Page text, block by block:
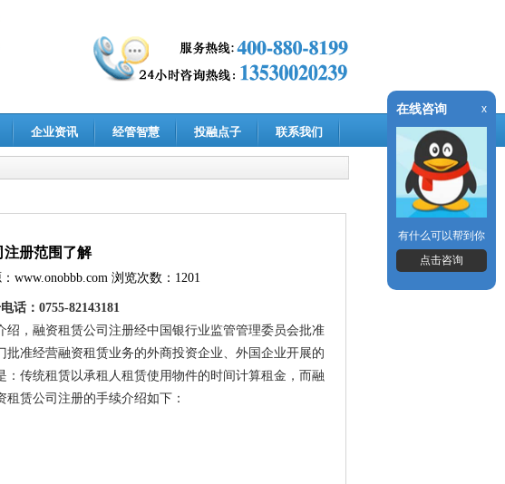
企业资讯 经管智慧 投融点子 联系我们
册范围了解
www.onobbb.com浏览次数：1201
话：0755-82143181
，融资租赁公司注册经中国银行业监管管理委员会批准
准经营融资租赁业务的外商投资企业、外国企业开展的
传统租赁以承租人租赁使用物件的时间计算租金，而融
赁公司注册的手续介绍如下：
在线咨询 x
有什么可以帮到你
点击咨询